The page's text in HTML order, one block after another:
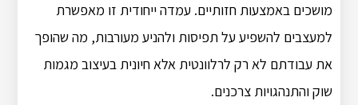
מושכים באמצעות חזותיים. עמדה ייחודית זו מאפשרת
למעצבים להשפיע על תפיסות ולהניע מעורבות, מה שהופך
את עבודתם לא רק לרלוונטית אלא חיונית בעיצוב מגמות
שוק והתנהגויות צרכנים.